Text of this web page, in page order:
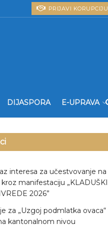
PRIJAVI KORUPCIJU
DIJASPORA E-UPRAVA
interesa za učestvovanje na
manifestaciju „KLADUŠKI
2026”
za „Uzgoj podmlatka ovaca“
kantonalnom nivou